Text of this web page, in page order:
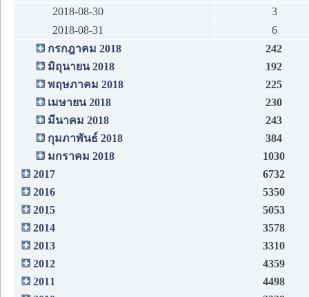
2018-08-30
3
2018-08-31
6
กรกฎาคม 2018
242
มิถุนายน 2018
192
พฤษภาคม 2018
225
เมษายน 2018
230
มีนาคม 2018
243
กุมภาพันธ์ 2018
384
มกราคม 2018
1030
2017
6732
2016
5350
2015
5053
2014
3578
2013
3310
2012
4359
2011
4498